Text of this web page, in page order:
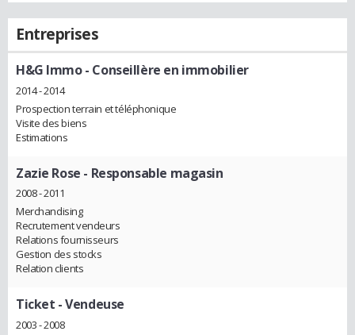
Entreprises
H&G Immo- Conseillère en immobilier
2014 - 2014
Prospection terrain et téléphonique
Visite des biens
Estimations
Zazie Rose - Responsable magasin
2008 - 2011
Merchandising
Recrutement vendeurs
Relations fournisseurs
Gestion des stocks
Relation clients
Ticket - Vendeuse
2003 - 2008